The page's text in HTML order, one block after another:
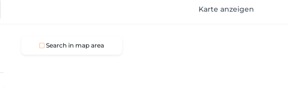
Karte anzeigen
Search in map area